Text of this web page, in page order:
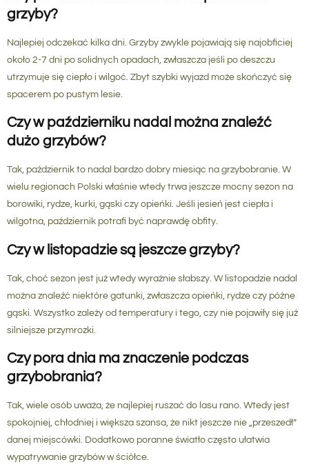
grzyby?
Najlepiej odczekać kilka dni. Grzyby zwykle pojawiają się najobficiej
około 2-7 dni po solidnych opadach, zwłaszcza jeśli po deszczu
utrzymuje się ciepło i wilgoć. Zbyt szybki wyjazd może skończyć się
spacerem po pustym lesie.
Czy w październiku nadal można znaleźć
dużo grzybów?
Tak, październik to nadal bardzo dobry miesiąc na grzybobranie. W
wielu regionach Polski właśnie wtedy trwa jeszcze mocny sezon na
borowiki, rydze, kurki, gąski czy opieńki. Jeśli jesień jest ciepła i
wilgotna, październik potrafi być naprawdę obfity.
Czy w listopadzie są jeszcze grzyby?
Tak, choć sezon jest już wtedy wyraźnie słabszy. W listopadzie nadal
można znaleźć niektóre gatunki, zwłaszcza opieńki, rydze czy późne
gąski. Wszystko zależy od temperatury i tego, czy nie pojawiły się już
silniejsze przymrozki.
Czy pora dnia ma znaczenie podczas
grzybobrania?
Tak, wiele osób uważa, że najlepiej ruszać do lasu rano. Wtedy jest
spokojniej, chłodniej i większa szansa, że nikt jeszcze nie „przeszedł”
danej miejscówki. Dodatkowo poranne światło często ułatwia
wypatrywanie grzybów w ściółce.